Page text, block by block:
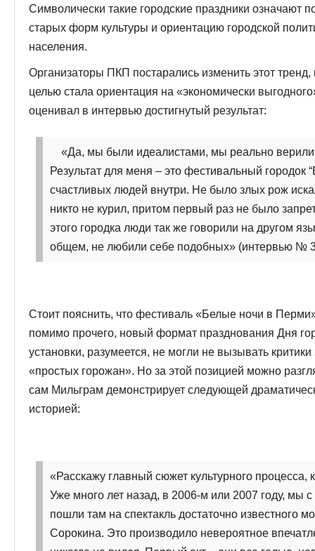
Символически такие городские праздники означают
старых форм культуры и ориентацию городской
населения.
Организаторы ПКП постарались изменить этот
целью стала ориентация на «экономически
оценивал в интервью достигнутый результат:
«Да, мы были идеалистами, мы реально
Результат для меня – это фестивальный городок
счастливых людей внутри. Не было злых рож
никто не курил, притом первый раз не было
этого городка люди так же говорили на другом
общем, не любили себе подобных» (интервью №
Стоит пояснить, что фестиваль «Белые ночи в
помимо прочего, новый формат празднования Дня
установки, разумеется, не могли не вызывать
«простых горожан». Но за этой позицией можно
сам Мильграм демонстрирует следующей
историей:
«Расскажу главный сюжет культурного процесса,
Уже много лет назад, в 2006-м или 2007 году, мы
пошли там на спектакль достаточно известного
Сорокина. Это производило невероятное